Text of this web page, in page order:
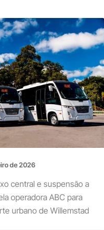
de 2026
central e suspensão a
operadora ABC para
urbano de Willemstad